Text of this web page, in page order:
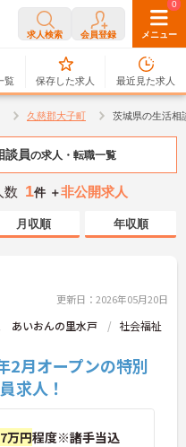
求人検索 会員登録 メニュー
覧
0
保存した求人
0
最近見た求人
久慈郡大子町 茨城県の生活相
談員の求人・転職一覧
数 1件 ＋非公開求人
月収順 年収順
更新日：2026年05月20日
あいおんの里水戸
社会福祉
2月オープンの特別
求人！
万円程度※諸手当込